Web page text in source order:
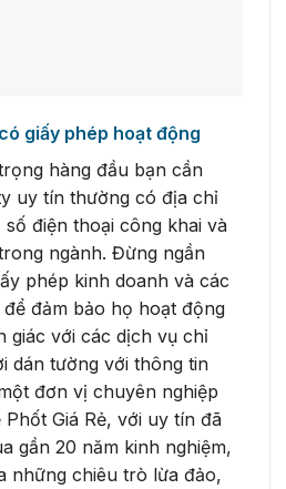
giấy phép hoạt động
hàng đầu bạn cần
uy tín thường có địa chỉ
điện thoại công khai và
ngành. Đừng ngần
phép kinh doanh và các
đảm bảo họ hoạt động
giác với các dịch vụ chỉ
dán tường với thông tin
đơn vị chuyên nghiệp
Giá Rẻ, với uy tín đã
gần 20 năm kinh nghiệm,
những chiêu trò lừa đảo,